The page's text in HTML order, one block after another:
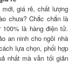
giá rẻ, chất lượng
chưa? Chắc chắn là
100% là hàng điện tử.
an ninh cho ngôi nhà
lựa chọn, phối hợp
nhất mà vẫn tối giản